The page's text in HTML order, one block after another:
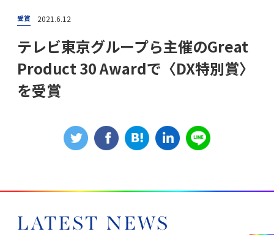
受賞 2021.6.12
テレビ東京グループら主催のGreat
Product 30 Awardで〈DX特別賞〉
を受賞
LATEST NEWS